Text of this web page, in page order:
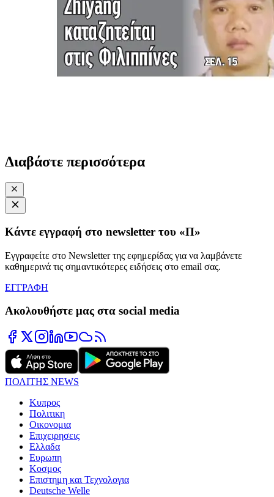
Διαβάστε περισσότερα
Κάντε εγγραφή στο newsletter του «Π»
Εγγραφείτε στο Newsletter της εφημερίδας για να λαμβάνετε
καθημερινά τις σημαντικότερες ειδήσεις στο email σας.
ΕΓΓΡΑΦΗ
Ακολουθήστε μας στα social media
ΠΟΛΙΤΗΣ NEWS
Κυπρος
Πολιτικη
Οικονομια
Επιχειρησεις
Ελλαδα
Ευρωπη
Κοσμος
Επιστημη και Τεχνολογια
Deutsche Welle